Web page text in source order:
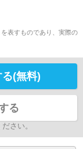
表すものであり、実際の
(無料)
る
さい。